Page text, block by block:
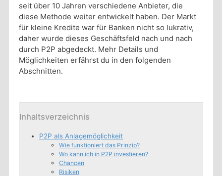
seit über 10 Jahren verschiedene Anbieter, die
diese Methode weiter entwickelt haben. Der Markt
für kleine Kredite war für Banken nicht so lukrativ,
daher wurde dieses Geschäftsfeld nach und nach
durch P2P abgedeckt. Mehr Details und
Möglichkeiten erfährst du in den folgenden
Abschnitten.
Inhaltsverzeichnis
P2P als Anlagemöglichkeit
Wie funktioniert das Prinzip?
Wo kann ich in P2P investieren?
Chancen
Risiken